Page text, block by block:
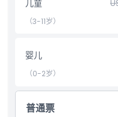
包含项
儿童成人政策
儿童
（3-11岁）
婴儿
（0-2岁）
普通票